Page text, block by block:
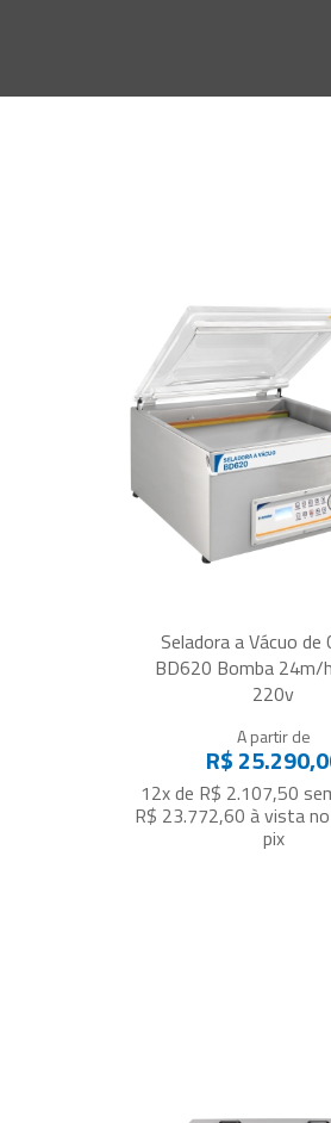
Seladora a Vácuo de
BD620 Bomba 24m/
220v
A partir de
R$
12x de R$ 2.107,50
R$ 23.772,60 à vista
pix